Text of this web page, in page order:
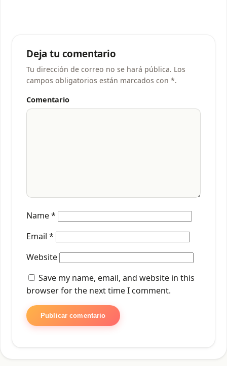
Deja tu comentario
Tu dirección de correo no se hará pública. Los
campos obligatorios están marcados con *.
Comentario
Name*
Email *
Website
Save my name, email, and website in this
browser for the next time I comment.